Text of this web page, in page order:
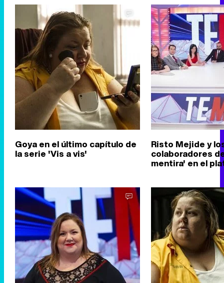
Goya en el último capítulo de
la serie 'Vis a vis'
Risto Mejide y
colaboradores
mentira' en el